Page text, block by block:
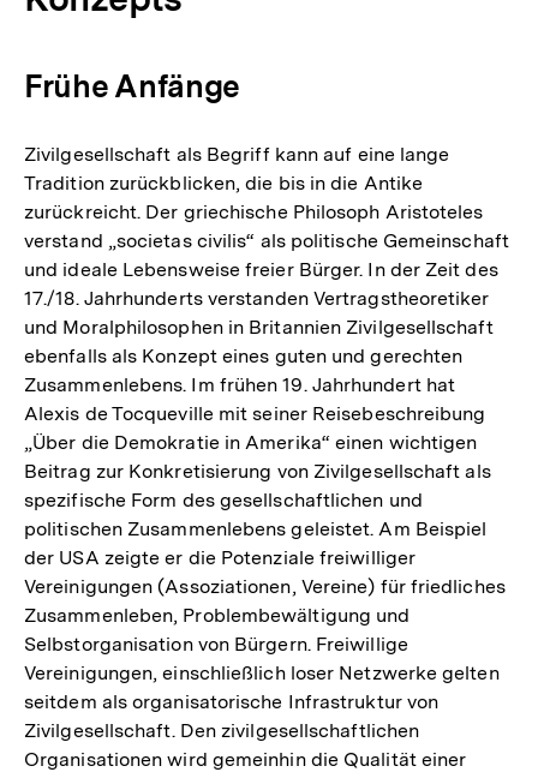
Frühe Anfänge
Zivilgesellschaft als Begriff kann auf eine lange
Tradition zurückblicken, die bis in die Antike
zurückreicht. Der griechische Philosoph Aristoteles
verstand „societas civilis“ als politische Gemeinschaft
und ideale Lebensweise freier Bürger. In der Zeit des
17./18. Jahrhunderts verstanden Vertragstheoretiker
und Moralphilosophen in Britannien Zivilgesellschaft
ebenfalls als Konzept eines guten und gerechten
Zusammenlebens. Im frühen 19. Jahrhundert hat
Alexis de Tocqueville mit seiner Reisebeschreibung
„Über die Demokratie in Amerika“ einen wichtigen
Beitrag zur Konkretisierung von Zivilgesellschaft als
spezifische Form des gesellschaftlichen und
politischen Zusammenlebens geleistet. Am Beispiel
der USA zeigte er die Potenziale freiwilliger
Vereinigungen (Assoziationen, Vereine) für friedliches
Zusammenleben, Problembewältigung und
Selbstorganisation von Bürgern. Freiwillige
Vereinigungen, einschließlich loser Netzwerke gelten
seitdem als organisatorische Infrastruktur von
Zivilgesellschaft. Den zivilgesellschaftlichen
Organisationen wird gemeinhin die Qualität einer